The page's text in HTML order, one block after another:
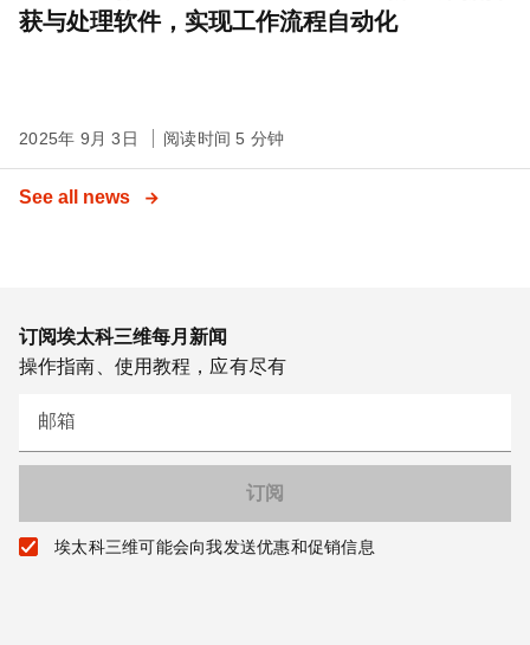
获与处理软件，实现工作流程自动化
2025年 9月 3日 阅读时间 5 分钟
See all news
订阅埃太科三维每月新闻
操作指南、使用教程，应有尽有
邮箱
埃太科三维可能会向我发送优惠和促销信息